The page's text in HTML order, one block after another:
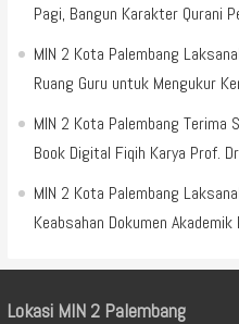
Pagi, Bangun Karakter Qurani
MIN 2 Kota Palembang
Ruang Guru untuk Mengukur
MIN 2 Kota Palembang
Book Digital Fiqih Karya Prof.
MIN 2 Kota Palembang
Keabsahan Dokumen
Lokasi MIN 2 Palembang